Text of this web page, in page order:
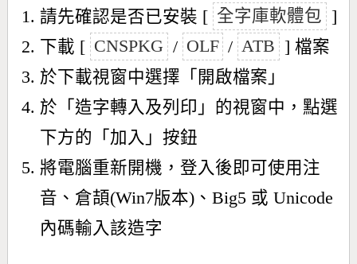
請先確認是否已安裝 [ 全字庫軟體包 ]
下載 [ CNSPKG / OLF / ATB ] 檔案
於下載視窗中選擇「開啟檔案」
於「造字轉入及列印」的視窗中，點選
下方的「加入」按鈕
將電腦重新開機，登入後即可使用注
音、倉頡(Win7版本)、Big5 或 Unicode
內碼輸入該造字